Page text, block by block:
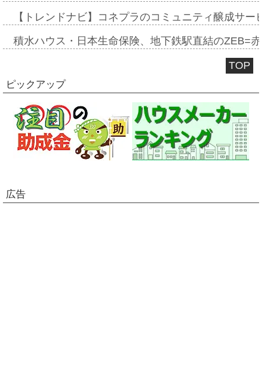
【トレンドナビ】コネプラのコミュニティ醸成サ
積水ハウス・日本生命保険、地下鉄駅直結のZEB=
TOP
ピックアップ
広告